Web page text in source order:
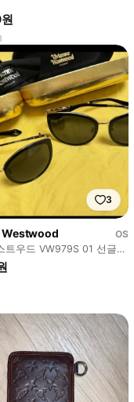
3
OS
트우드 VW979S 01 선글라